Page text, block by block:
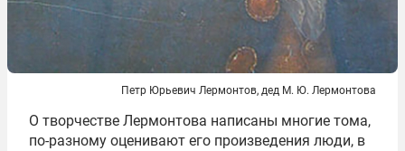
Петр Юрьевич Лермонтов, дед М. Ю. Лермонтова
О творчестве Лермонтова написаны многие тома,
по-разному оценивают его произведения люди, в